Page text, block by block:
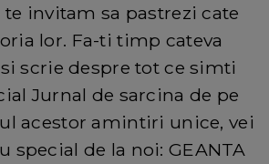
te invitam sa pastrezi cate
lor. Fa-ti timp cateva
scrie despre tot ce simti
Jurnal de sarcina de pe
acestor amintiri unice, vei
special de la noi: GEANTA